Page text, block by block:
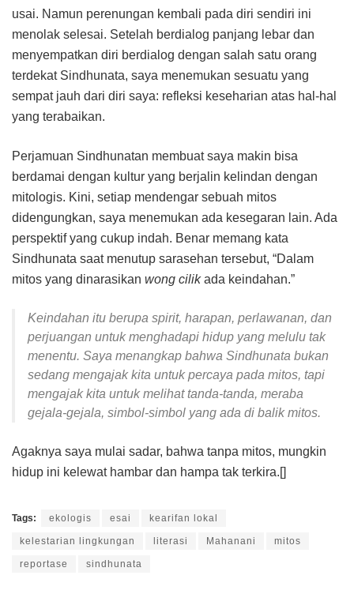
usai. Namun perenungan kembali pada diri sendiri ini
menolak selesai. Setelah berdialog panjang lebar dan
menyempatkan diri berdialog dengan salah satu orang
terdekat Sindhunata, saya menemukan sesuatu yang
sempat jauh dari diri saya: refleksi keseharian atas hal-hal
yang terabaikan.
Perjamuan Sindhunatan membuat saya makin bisa
berdamai dengan kultur yang berjalin kelindan dengan
mitologis. Kini, setiap mendengar sebuah mitos
didengungkan, saya menemukan ada kesegaran lain. Ada
perspektif yang cukup indah. Benar memang kata
Sindhunata saat menutup sarasehan tersebut, “Dalam
mitos yang dinarasikan wong cilikada keindahan.”
Keindahan itu berupa spirit, harapan, perlawanan, dan
perjuangan untuk menghadapi hidup yang melulu tak
menentu. Saya menangkap bahwa Sindhunata bukan
sedang mengajak kita untuk percaya pada mitos, tapi
mengajak kita untuk melihat tanda-tanda, meraba
gejala-gejala, simbol-simbol yang ada di balik mitos.
Agaknya saya mulai sadar, bahwa tanpa mitos, mungkin
hidup ini kelewat hambar dan hampa tak terkira.[]
Tags: ekologis esai kearifan lokal
kelestarian lingkungan literasi Mahanani mitos
reportase sindhunata